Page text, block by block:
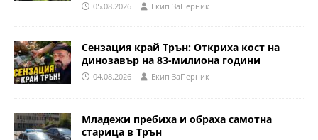
05.08.2026 Eкип ЗаПерник
Сензация край Трън: Откриха кост на
динозавър на 83-милиона години
04.08.2026 Eкип ЗаПерник
Младежи пребиха и обраха самотна
старица в Трън